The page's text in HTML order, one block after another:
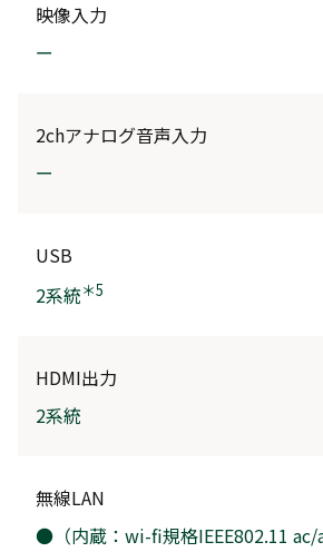
映像入力
ー
2chアナログ音声入力
ー
USB
2系統＊5
HDMI出力
2系統
無線LAN
●（内蔵：wi-fi規格IEEE802.11 ac/